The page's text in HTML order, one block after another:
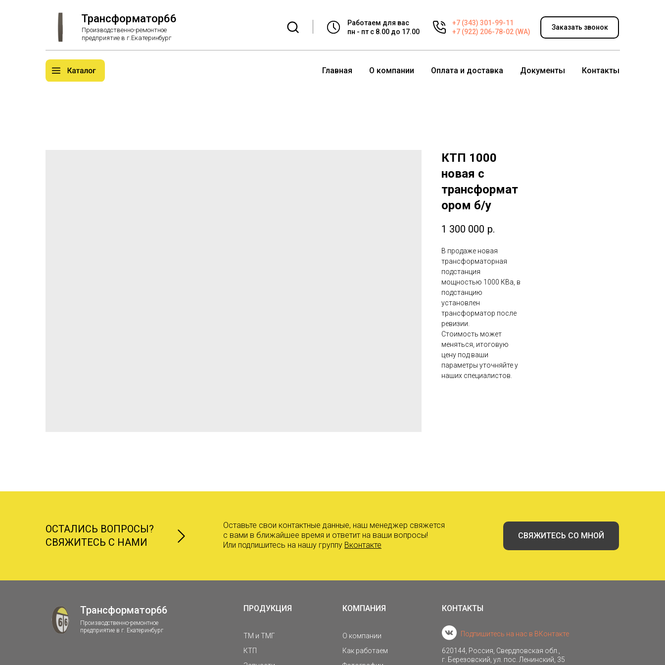
Трансформатор66
Производственно-ремонтное
предприятие в г.Екатеринбург
Работаем для вас
пн - пт с 8.00 до 17.00
+7 (343) 301-99-11
+7 (922) 206-78-02 (WA)
Заказать звонок
Главная О компании Оплата и доставка Документы Контакты
КТП 1000
новая с
трансформат
ором б/у
1 300 000 р.
В продаже новая
трансформаторная
подстанция
мощностью 1000 КВа, в
подстанцию
установлен
трансформатор после
ревизии.
Стоимость может
меняться, итоговую
цену под ваши
параметры уточняйте у
наших специалистов.
ОСТАЛИСЬ ВОПРОСЫ?
СВЯЖИТЕСЬ С НАМИ
Оставьте свои контактные данные, наш менеджер свяжется
с вами в ближайшее время и ответит на ваши вопросы!
Или подпишитесь на нашу группу Вконтакте
СВЯЖИТЕСЬ СО МНОЙ
Трансформатор66
Производственно-ремонтное
предприятие в г. Екатеринбург
ПРОДУКЦИЯ КОМПАНИЯ КОНТАКТЫ
О компании
Как работаем
ТМ и ТМГ
КТП
Подпишитесь на нас в ВКонтакте
620144, Россия, Свердловская обл.,
г. Березовский, ул. пос. Ленинский, 35